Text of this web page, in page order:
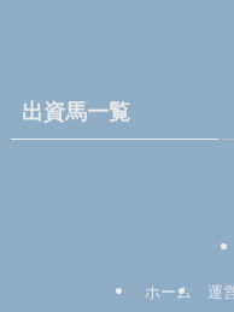
出資馬一覧
ホーム 運